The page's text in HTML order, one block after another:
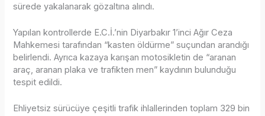
sürede yakalanarak gözaltına alındı.
Yapılan kontrollerde E.C.İ.’nin Diyarbakır 1’inci Ağır Ceza
Mahkemesi tarafından “kasten öldürme” suçundan arandığı
belirlendi. Ayrıca kazaya karışan motosikletin de “aranan
araç, aranan plaka ve trafikten men” kaydının bulunduğu
tespit edildi.
Ehliyetsiz sürücüye çeşitli trafik ihlallerinden toplam 329 bin